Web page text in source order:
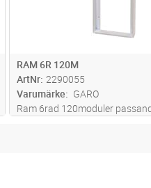
RAM 6R 120M
ArtNr 2290055
Varumärke
GARO
Ram 6rad 120moduler